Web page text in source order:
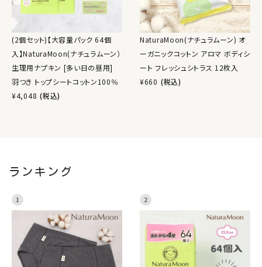
(2個セット)【大容量パック 64個
入】NaturaMoon(ナチュラムーン）
生理用ナプキン [多い日の昼用]
羽つき トップシートコットン100％
¥4,048 (税込)
NaturaMoon(ナチュラムーン) オ
ーガニックコットン アロマ ボディシ
ート フレッシュシトラス 12枚入
¥660 (税込)
ランキング
1 2